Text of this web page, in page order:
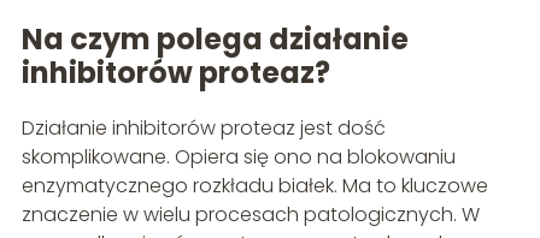
Na czym polega działanie
inhibitorów proteaz?
Działanie inhibitorów proteaz jest dość
skomplikowane. Opiera się ono na blokowaniu
enzymatycznego rozkładu białek. Ma to kluczowe
znaczenie w wielu procesach patologicznych. W